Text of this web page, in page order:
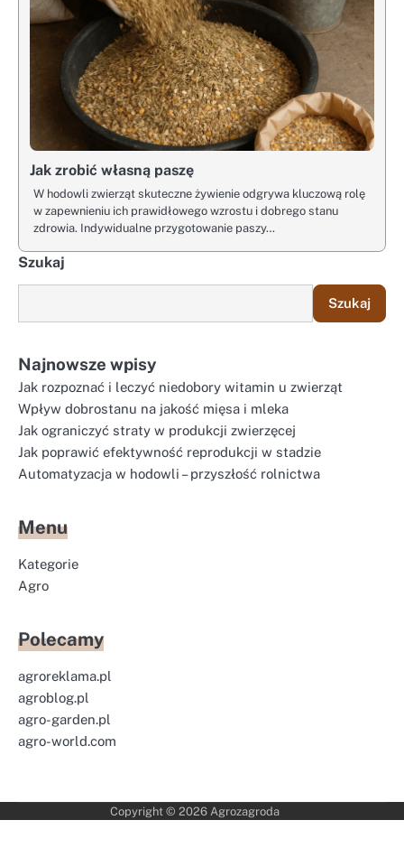
Jak zrobić własną paszę
W hodowli zwierząt skuteczne żywienie odgrywa kluczową rolę
w zapewnieniu ich prawidłowego wzrostu i dobrego stanu
zdrowia. Indywidualne przygotowanie paszy…
Szukaj
Szukaj
Najnowsze wpisy
Jak rozpoznać i leczyć niedobory witamin u zwierząt
Wpływ dobrostanu na jakość mięsa i mleka
Jak ograniczyć straty w produkcji zwierzęcej
Jak poprawić efektywność reprodukcji w stadzie
Automatyzacja w hodowli – przyszłość rolnictwa
Menu
Kategorie
Agro
Polecamy
agroreklama.pl
agroblog.pl
agro-garden.pl
agro-world.com
Copyright © 2026 Agrozagroda